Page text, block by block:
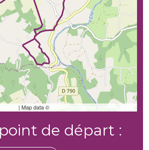
| Map data © OpenStreetMap contributors
de départ :